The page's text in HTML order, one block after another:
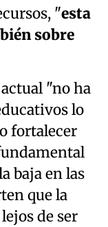
"esta
sobre
"no ha
lo
fortalecer
baja en las
que la
de ser